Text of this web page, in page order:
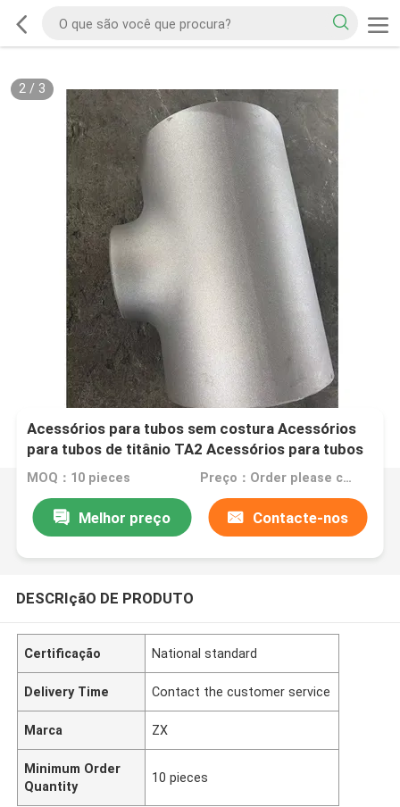
2/ 3
Acessórios para tubos sem costura Acessórios
para tubos de titânio TA2 Acessórios para tubos
de titânio liga de titânio acessórios para tubos de
titânio níquel zircônio
MOQ：10 pieces Preço：Order please contact customer service
Melhor preço Contacte-nos
DESCRIçãO DE PRODUTO
Certificação National standard
Delivery Time Contact the customer service
Marca ZX
Minimum Order
Quantity
10 pieces